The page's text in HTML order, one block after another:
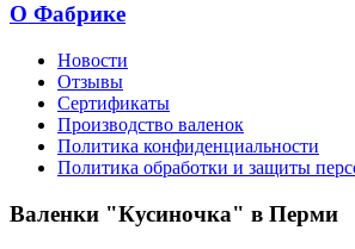
О Фабрике
Новости
Отзывы
Сертификаты
Производство валенок
Политика конфиденциальности
Политика обработки и защиты
Валенки "Кусиночка" в Перми